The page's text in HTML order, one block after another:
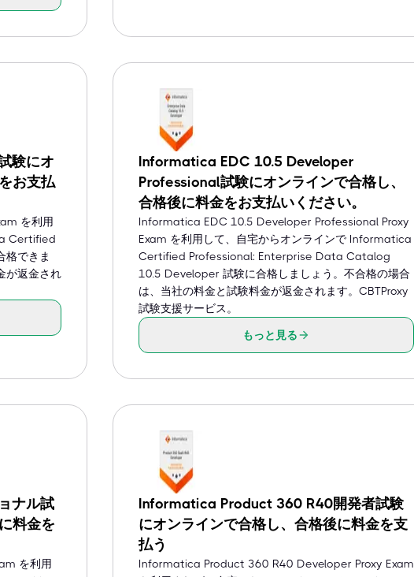
験にオ
お支払
を利用
Certified
できま
が返金され
Informatica EDC 10.5 Developer
Professional試験にオンラインで合格し、
合格後に料金をお支払いください。
Informatica EDC 10.5 Developer Professional Proxy
Exam を利用して、自宅からオンラインで Informatica
Certified Professional: Enterprise Data Catalog
10.5 Developer 試験に合格しましょう。不合格の場合
は、当社の料金と試験料金が返金されます。CBTProxy
試験支援サービス。
もっと見る
ナル試
料金を
を利用
Informatica Product 360 R40開発者試験
にオンラインで合格し、合格後に料金を支
払う
Informatica Product 360 R40 Developer Proxy Exam